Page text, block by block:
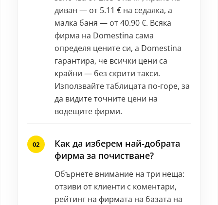
диван — от 5.11 € на седалка, а
малка баня — от 40.90 €. Всяка
фирма на Domestina сама
определя цените си, а Domestina
гарантира, че всички цени са
крайни — без скрити такси.
Използвайте таблицата по-горе, за
да видите точните цени на
водещите фирми.
Как да изберем най-добрата
фирма за почистване?
Обърнете внимание на три неща:
отзиви от клиенти с коментари,
рейтинг на фирмата на базата на